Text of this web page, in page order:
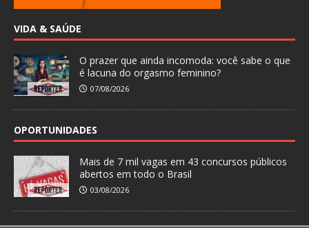
VIDA & SAÚDE
O prazer que ainda incomoda: você sabe o que
é lacuna do orgasmo feminino?
07/08/2026
OPORTUNIDADES
Mais de 7 mil vagas em 43 concursos públicos
abertos em todo o Brasil
03/08/2026